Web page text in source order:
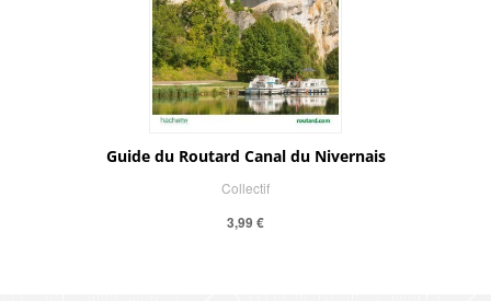
Guide du Routard Canal du Nivernais
Collectif
3,99 €